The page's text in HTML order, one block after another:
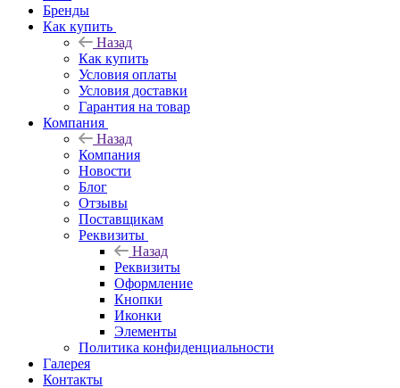
Бренды
Как купить
Назад
Как купить
Условия оплаты
Условия доставки
Гарантия на товар
Компания
Назад
Компания
Новости
Блог
Отзывы
Поставщикам
Реквизиты
Назад
Реквизиты
Оформление
Кнопки
Иконки
Элементы
Политика конфиденциальности
Галерея
Контакты